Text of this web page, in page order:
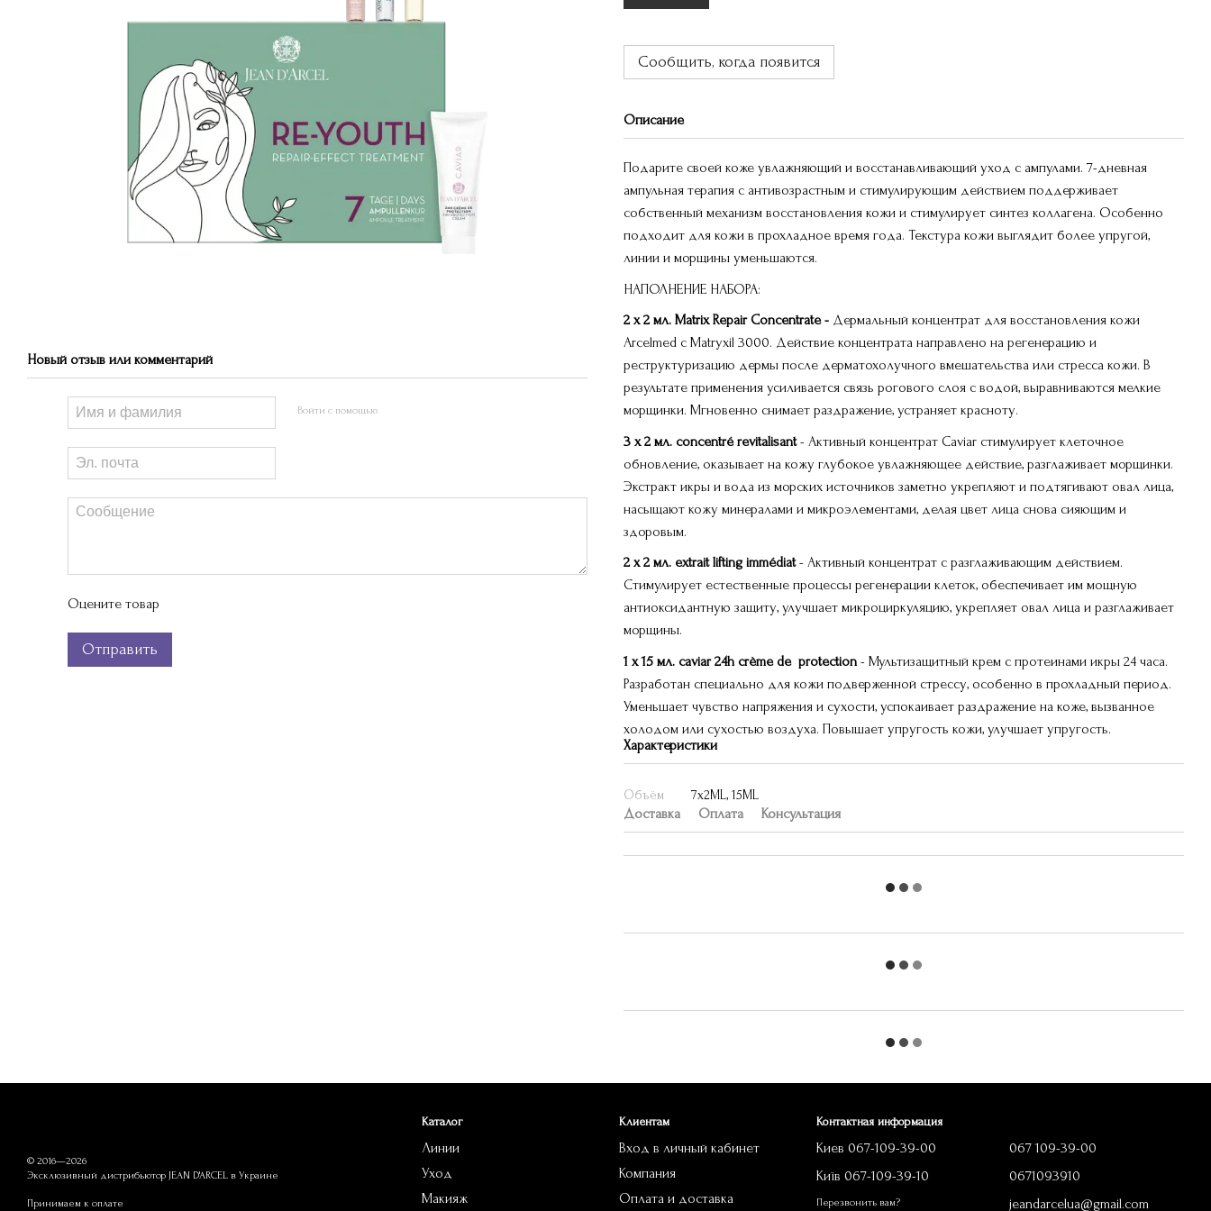
Новый отзыв или комментарий
Войти с помощью
Оцените товар
Отправить
Сообщить, когда появится
Описание
Подарите своей коже увлажняющий и восстанавливающий уход с ампулами. 7-дневная
ампульная терапия с антивозрастным и стимулирующим действием поддерживает
собственный механизм восстановления кожи и стимулирует синтез коллагена. Особенно
подходит для кожи в прохладное время года. Текстура кожи выглядит более упругой,
линии и морщины уменьшаются.
НАПОЛНЕНИЕ НАБОРА:
2 x 2 мл. Matrix Repair Concentrate - Дермальный концентрат для восстановления кожи
Arcelmed с Matryxil 3000. Действие концентрата направлено на регенерацию и
реструктуризацию дермы после дерматохолучного вмешательства или стресса кожи. В
результате применения усиливается связь рогового слоя с водой, выравниваются мелкие
морщинки. Мгновенно снимает раздражение, устраняет красноту.
3 x 2 мл. concentré revitalisant- Активный концентрат Caviar стимулирует клеточное
обновление, оказывает на кожу глубокое увлажняющее действие, разглаживает морщинки.
Экстракт икры и вода из морских источников заметно укрепляют и подтягивают овал лица,
насыщают кожу минералами и микроэлементами, делая цвет лица снова сияющим и
здоровым.
2 x 2 мл. extrait lifting immédiat- Активный концентрат с разглаживающим действием.
Стимулирует естественные процессы регенерации клеток, обеспечивает им мощную
антиоксидантную защиту, улучшает микроциркуляцию, укрепляет овал лица и разглаживает
морщины.
1 x 15 мл. caviar 24h crème de protection - Мультизащитный крем с протеинами икры 24 часа.
Разработан специально для кожи подверженной стрессу, особенно в прохладный период.
Уменьшает чувство напряжения и сухости, успокаивает раздражение на коже, вызванное
холодом или сухостью воздуха. Повышает упругость кожи, улучшает упругость.
Характеристики
Объём 7х2ML, 15ML
Доставка Оплата Консультация
© 2016—2026
Эксклюзивный дистрибьютор JEAN D'ARCEL в Украине
Принимаем к оплате
Каталог
Линии
Уход
Макияж
Клиентам
Вход в личный кабинет
Компания
Оплата и доставка
Контактная информация
Киев 067-109-39-00
Київ 067-109-39-10
Перезвонить вам?
067 109-39-00
0671093910
jeandarcelua@gmail.com